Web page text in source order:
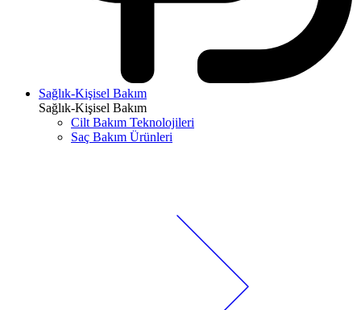
Sağlık-Kişisel Bakım
Sağlık-Kişisel Bakım
Cilt Bakım Teknolojileri
Saç Bakım Ürünleri